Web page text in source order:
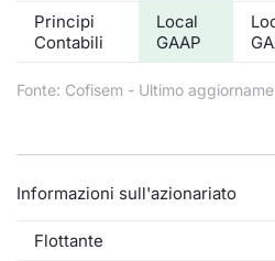
Principi
Contabili
Local
GAAP
Fonte: Cofisem - Ultimo
Informazioni sull'azionariato
Flottante